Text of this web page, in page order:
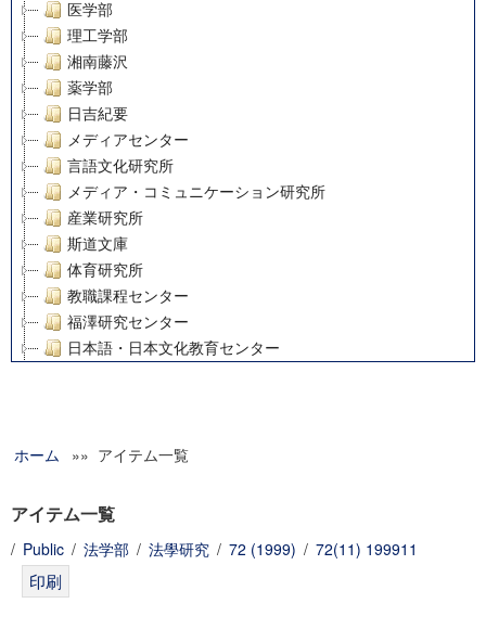
医学部
理工学部
湘南藤沢
薬学部
日吉紀要
メディアセンター
言語文化研究所
メディア・コミュニケーション研究所
産業研究所
斯道文庫
体育研究所
教職課程センター
福澤研究センター
日本語・日本文化教育センター
グローバルリサーチインスティテュート
科学研究費補助金研究成果報告書
慶應義塾大学グローバルCOEプログラム市民社会ガバナンス
ホーム »» アイテム一覧
アイテム一覧
/ Public / 法学部 / 法學研究 / 72 (1999) / 72(11) 199911